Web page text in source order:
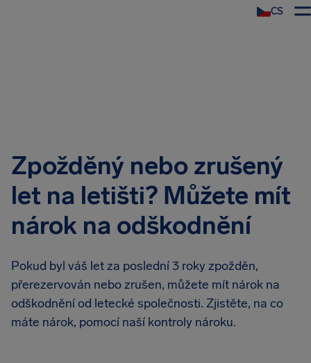
CS
Zpožděný nebo zrušený
let na letišti? Můžete mít
nárok na odškodnění
Pokud byl váš let za poslední 3 roky zpožděn,
přerezervován nebo zrušen, můžete mít nárok na
odškodnění od letecké společnosti. Zjistěte, na co
máte nárok, pomocí naší kontroly nároku.